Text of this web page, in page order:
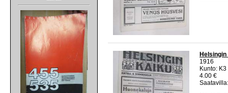
1916
Kunto:
4.00 €